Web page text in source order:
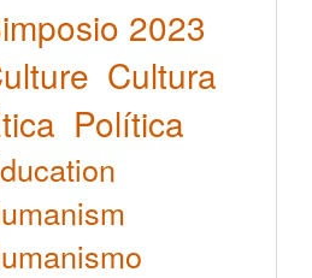
2023
Cultura
Política